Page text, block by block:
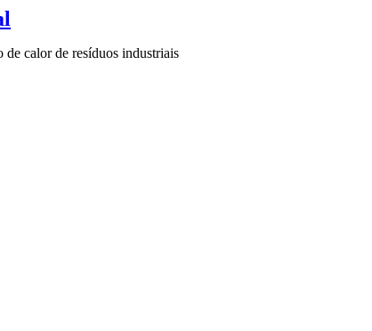
de calor de resíduos industriais